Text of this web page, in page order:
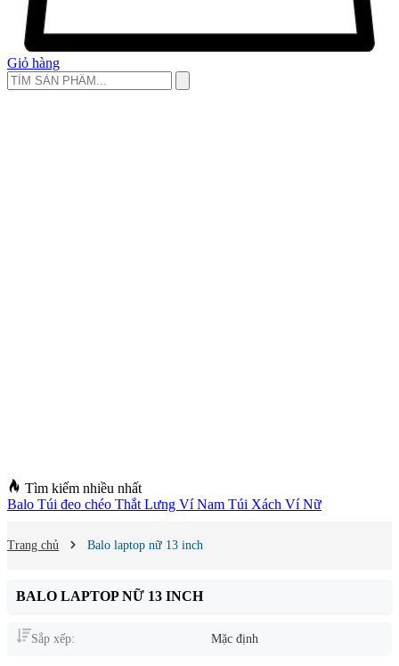
Giỏ hàng
Tìm kiếm nhiều nhất
Balo Túi đeo chéo Thắt Lưng Ví Nam Túi Xách Ví Nữ
Trang chủ Balo laptop nữ 13 inch
BALO LAPTOP NỮ 13 INCH
Sắp xếp: Mặc định